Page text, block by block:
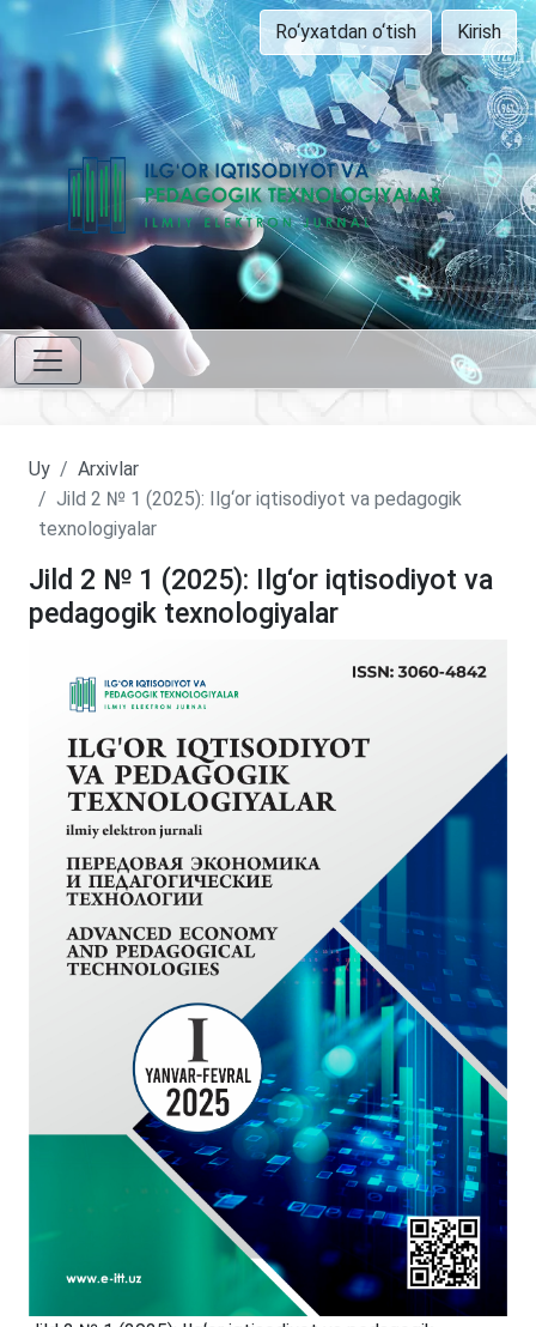
Ro‘yxatdan o‘tish Kirish
Uy
Arxivlar
Jild 2 № 1 (2025): Ilg‘or iqtisodiyot va pedagogik
texnologiyalar
Jild 2 № 1 (2025): Ilg‘or iqtisodiyot va
pedagogik texnologiyalar